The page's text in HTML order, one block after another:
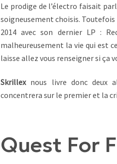
Le prodige de l’électro faisait
soigneusement choisis. Toutefois
2014 avec son dernier LP :
malheureusement la vie qui est
laisse allez vous renseigner si ça
Skrillexnous livre donc deux
concentrera sur le premier et la
Quest For